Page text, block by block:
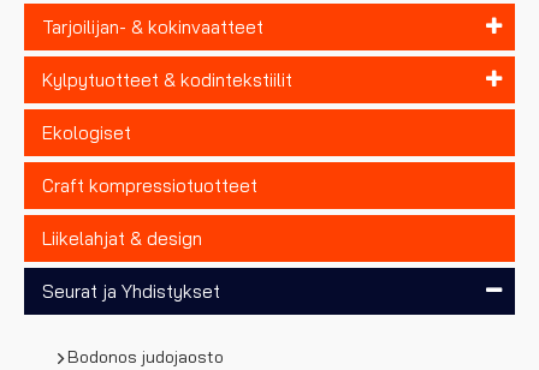
Tarjoilijan- & kokinvaatteet
Kylpytuotteet & kodintekstiilit
Ekologiset
Craft kompressiotuotteet
Liikelahjat & design
Seurat ja Yhdistykset
Bodonos judojaosto